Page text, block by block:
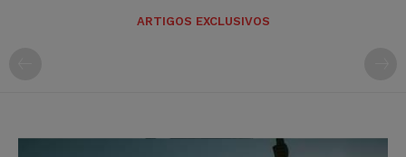
ARTIGOS EXCLUSIVOS